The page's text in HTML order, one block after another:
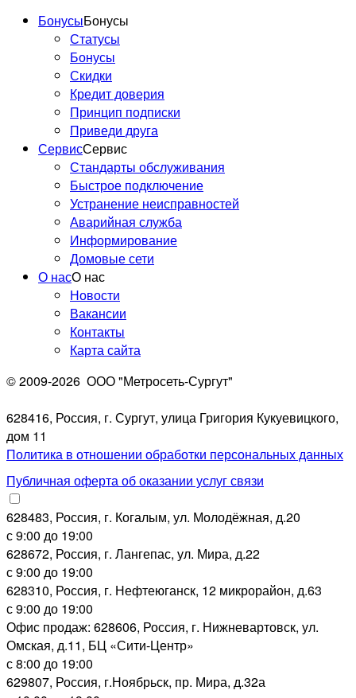
БонусыБонусы
Статусы
Бонусы
Скидки
Кредит доверия
Принцип подписки
Приведи друга
СервисСервис
Стандарты обслуживания
Быстрое подключение
Устранение неисправностей
Аварийная служба
Информирование
Домовые сети
О насО нас
Новости
Вакансии
Контакты
Карта сайта
© 2009-2026 ООО "Метросеть-Сургут"
628416, Россия, г. Сургут, улица Григория Кукуевицкого,
дом 11
Политика в отношении обработки персональных данных
Публичная оферта об оказании услуг связи
628483, Россия, г. Когалым, ул. Молодёжная, д.20
с 9:00 до 19:00
628672, Россия, г. Лангепас, ул. Мира, д.22
с 9:00 до 19:00
628310, Россия, г. Нефтеюганск, 12 микрорайон, д.63
с 9:00 до 19:00
Офис продаж: 628606, Россия, г. Нижневартовск, ул.
Омская, д.11, БЦ «Сити-Центр»
с 8:00 до 19:00
629807, Россия, г.Ноябрьск, пр. Мира, д.32а